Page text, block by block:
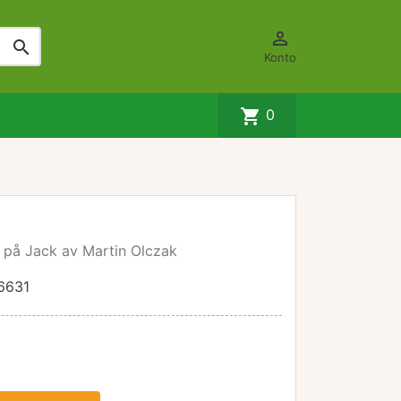
 
Konto
shopping_cart 0
Jack av Martin Olczak